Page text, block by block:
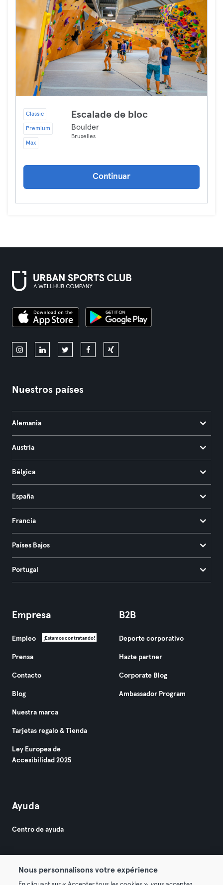
Classic
Premium
Max
Escalade de bloc
Boulder
Bruxelles
Continuar
Nuestros países
Alemania
Austria
Bélgica
España
Francia
Países Bajos
Portugal
Empresa
Empleo ¡Estamos contratando!
Prensa
Contacto
Blog
Nuestra marca
Tarjetas regalo & Tienda
Ley Europea de
Accesibilidad 2025
B2B
Deporte corporativo
Hazte partner
Corporate Blog
Ambassador Program
Ayuda
Centro de ayuda
Nous personnalisons votre expérience